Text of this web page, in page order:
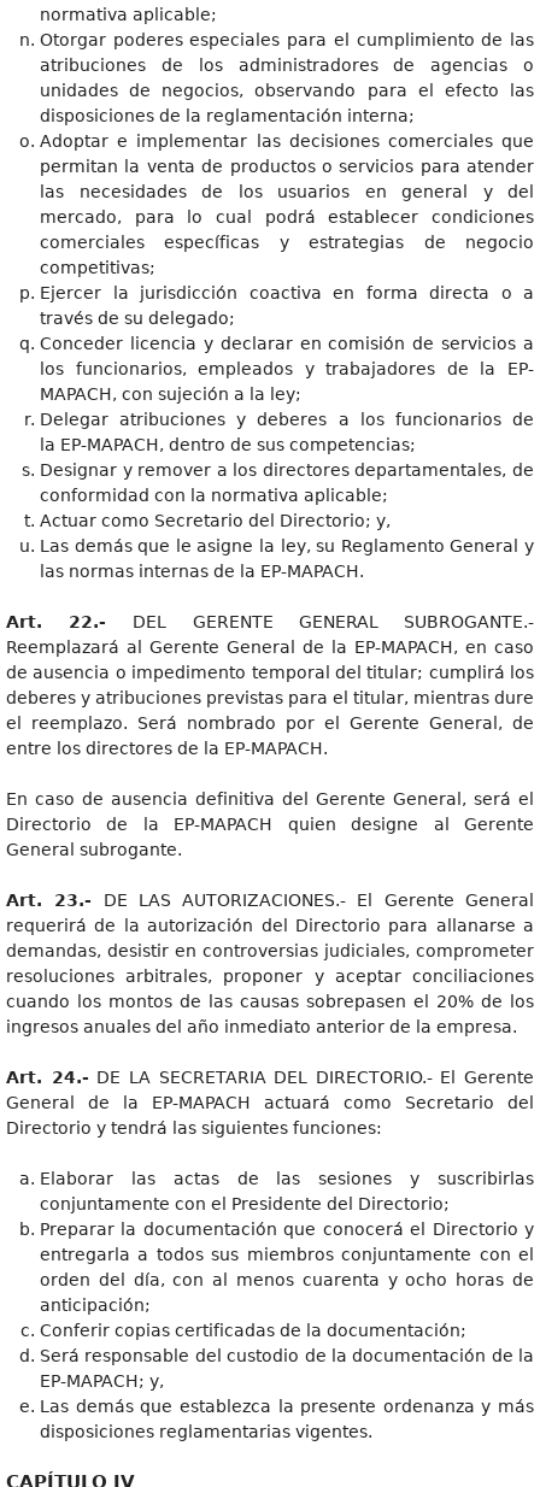
normativa aplicable;
Otorgar poderes especiales para el cumplimiento de las
atribuciones de los administradores de agencias o
unidades de negocios, observando para el efecto las
disposiciones de la reglamentación interna;
Adoptar e implementar las decisiones comerciales que
permitan la venta de productos o servicios para atender
las necesidades de los usuarios en general y del
mercado, para lo cual podrá establecer condiciones
comerciales específicas y estrategias de negocio
competitivas;
Ejercer la jurisdicción coactiva en forma directa o a
través de su delegado;
Conceder licencia y declarar en comisión de servicios a
los funcionarios, empleados y trabajadores de la EP-
MAPACH, con sujeción a la ley;
Delegar atribuciones y deberes a los funcionarios de
la EP-MAPACH, dentro de sus competencias;
Designar y remover a los directores departamentales, de
conformidad con la normativa aplicable;
Actuar como Secretario del Directorio; y,
Las demás que le asigne la ley, su Reglamento General y
las normas internas de la EP-MAPACH.
Art. 22.- DEL GERENTE GENERAL SUBROGANTE.-
Reemplazará al Gerente General de la EP-MAPACH, en caso
de ausencia o impedimento temporal del titular; cumplirá los
deberes y atribuciones previstas para el titular, mientras dure
el reemplazo. Será nombrado por el Gerente General, de
entre los directores de la EP-MAPACH.
En caso de ausencia definitiva del Gerente General, será el
Directorio de la EP-MAPACH quien designe al Gerente
General subrogante.
Art. 23.- DE LAS AUTORIZACIONES.- El Gerente General
requerirá de la autorización del Directorio para allanarse a
demandas, desistir en controversias judiciales, comprometer
resoluciones arbitrales, proponer y aceptar conciliaciones
cuando los montos de las causas sobrepasen el 20% de los
ingresos anuales del año inmediato anterior de la empresa.
Art. 24.- DE LA SECRETARIA DEL DIRECTORIO.- El Gerente
General de la EP-MAPACH actuará como Secretario del
Directorio y tendrá las siguientes funciones:
Elaborar las actas de las sesiones y suscribirlas
conjuntamente con el Presidente del Directorio;
Preparar la documentación que conocerá el Directorio y
entregarla a todos sus miembros conjuntamente con el
orden del día, con al menos cuarenta y ocho horas de
anticipación;
Conferir copias certificadas de la documentación;
Será responsable del custodio de la documentación de la
EP-MAPACH; y,
Las demás que establezca la presente ordenanza y más
disposiciones reglamentarias vigentes.
CAPÍTULO IV